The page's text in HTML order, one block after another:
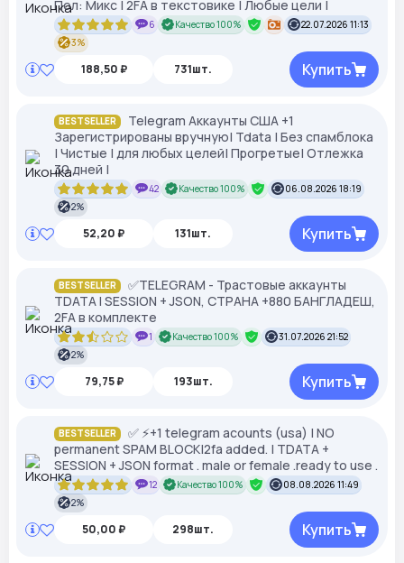
Пол: Микс | 2FA в текстовике | Любые цели |
6 Качество 100%
22.07.2026 11:13
3%
188,50 ₽ 731шт. Купить
BESTSELLER
Telegram Аккаунты США +1
Зарегистрированы вручную| Tdata | Без спамблока
| Чистые | для любых целей| Прогретые| Отлежка
30 дней |
42 Качество 100%
06.08.2026 18:19
2%
52,20 ₽ 131шт. Купить
BESTSELLER
✅TELEGRAM - Трастовые аккаунты
TDATA I SESSION + JSON, СТРАНА +880 БАНГЛАДЕШ,
2FA в комплекте
1 Качество 100%
31.07.2026 21:52
2%
79,75 ₽ 193шт. Купить
BESTSELLER
✅ ⚡️+1 telegram acounts (usa) | NO
permanent SPAM BLOCK|2fa added. | TDATA +
SESSION + JSON format . male or female .ready to use .
12 Качество 100%
08.08.2026 11:49
2%
50,00 ₽ 298шт. Купить